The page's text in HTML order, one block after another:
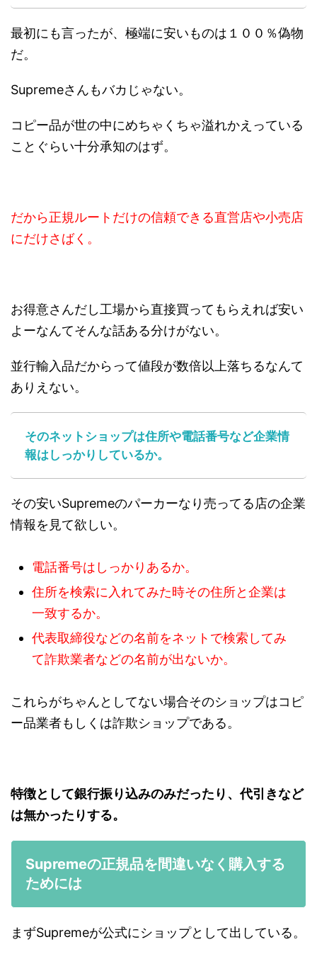
最初にも言ったが、極端に安いものは１００％偽物
だ。
Supremeさんもバカじゃない。
コピー品が世の中にめちゃくちゃ溢れかえっている
ことぐらい十分承知のはず。
だから正規ルートだけの信頼できる直営店や小売店
にだけさばく。
お得意さんだし工場から直接買ってもらえれば安い
よーなんてそんな話ある分けがない。
並行輸入品だからって値段が数倍以上落ちるなんて
ありえない。
そのネットショップは住所や電話番号など企業情
報はしっかりしているか。
その安いSupremeのパーカーなり売ってる店の企業
情報を見て欲しい。
電話番号はしっかりあるか。
住所を検索に入れてみた時その住所と企業は
一致するか。
代表取締役などの名前をネットで検索してみ
て詐欺業者などの名前が出ないか。
これらがちゃんとしてない場合そのショップはコピ
ー品業者もしくは詐欺ショップである。
特徴として銀行振り込みのみだったり、代引きなど
は無かったりする。
Supremeの正規品を間違いなく購入する
ためには
まずSupremeが公式にショップとして出している。